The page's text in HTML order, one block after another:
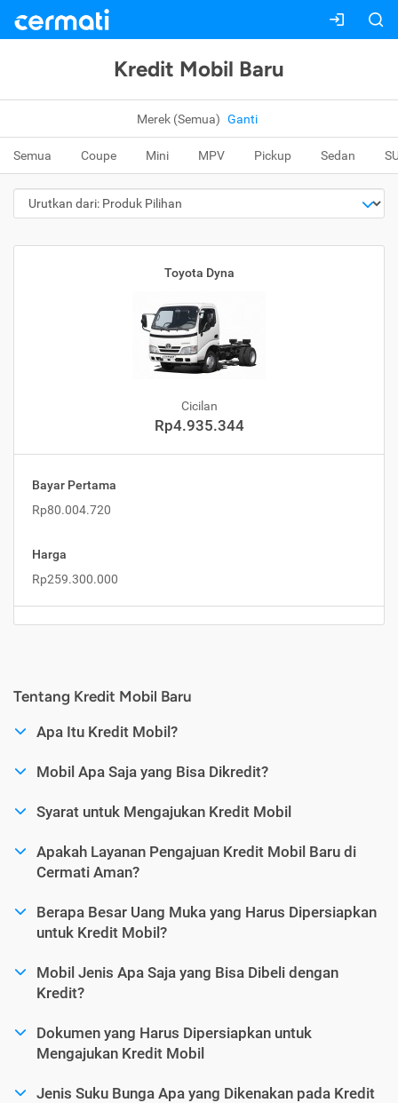
Kredit Mobil Baru
Merek (Semua) Ganti
Semua Coupe Mini MPV Pickup Sedan
Toyota Dyna
Cicilan
Rp4.935.344
Bayar Pertama
Rp80.004.720
Harga
Rp259.300.000
Tentang Kredit Mobil Baru
Apa Itu Kredit Mobil?
Mobil Apa Saja yang Bisa Dikredit?
Syarat untuk Mengajukan Kredit Mobil
Apakah Layanan Pengajuan Kredit Mobil Baru di
Cermati Aman?
Berapa Besar Uang Muka yang Harus Dipersiapkan
untuk Kredit Mobil?
Mobil Jenis Apa Saja yang Bisa Dibeli dengan
Kredit?
Dokumen yang Harus Dipersiapkan untuk
Mengajukan Kredit Mobil
Jenis Suku Bunga Apa yang Dikenakan pada Kredit